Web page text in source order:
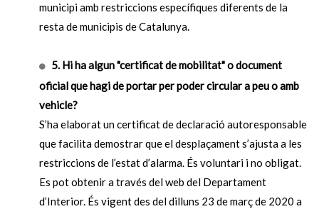
municipi amb restriccions específiques diferents de la
resta de municipis de Catalunya.
5. Hi ha algun "certificat de mobilitat" o document
oficial que hagi de portar per poder circular a peu o amb
vehicle?
S’ha elaborat un certificat de declaració autoresponsable
que facilita demostrar que el desplaçament s’ajusta a les
restriccions de l’estat d’alarma. És voluntari i no obligat.
Es pot obtenir a través del web del Departament
d’Interior. És vigent des del dilluns 23 de març de 2020 a